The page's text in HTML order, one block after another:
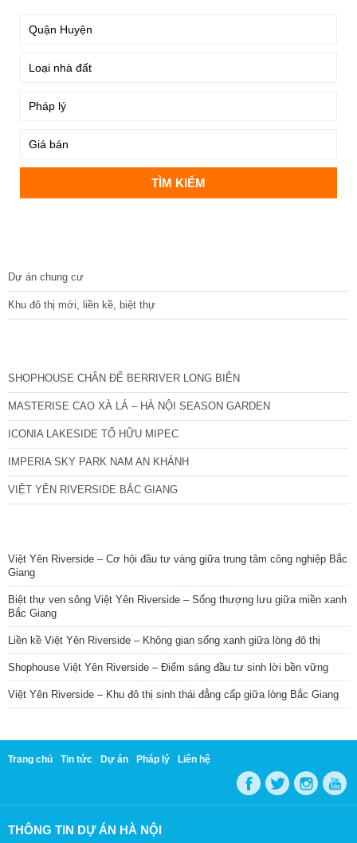
Dự án chung cư
Khu đô thị mới, liền kề, biệt thự
SHOPHOUSE CHÂN ĐẾ BERRIVER LONG BIÊN
MASTERISE CAO XÀ LÁ – HÀ NỘI SEASON GARDEN
ICONIA LAKESIDE TỐ HỮU MIPEC
IMPERIA SKY PARK NAM AN KHÁNH
VIỆT YÊN RIVERSIDE BẮC GIANG
Việt Yên Riverside – Cơ hội đầu tư vàng giữa trung tâm công nghiệp Bắc
Giang
Biệt thự ven sông Việt Yên Riverside – Sống thượng lưu giữa miền xanh
Bắc Giang
Liền kề Việt Yên Riverside – Không gian sống xanh giữa lòng đô thị
Shophouse Việt Yên Riverside – Điểm sáng đầu tư sinh lời bền vững
Việt Yên Riverside – Khu đô thị sinh thái đẳng cấp giữa lòng Bắc Giang
Trang chủ Tin tức Dự án Pháp lý Liên hệ
THÔNG TIN DỰ ÁN HÀ NỘI